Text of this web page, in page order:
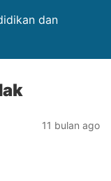
dan
11 bulan ago